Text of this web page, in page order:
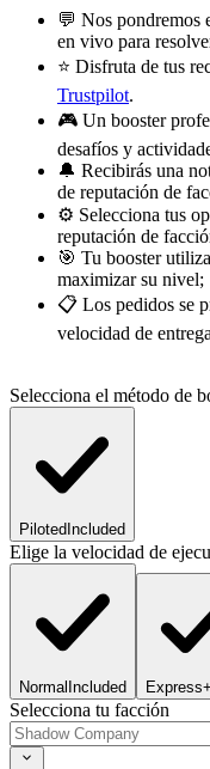
💬 Nos pondremos
en vivo para
⭐ Disfruta de tus
Trustpilot.
🎮 Un booster
desafíos y
🔔 Recibirás una
de reputación de
⚙️ Selecciona tus
reputación de
🎯 Tu booster
maximizar su nivel;
📋 Los pedidos se
velocidad de
Selecciona el método de
Piloted Included
Elige la velocidad de
Normal Included Express
Selecciona tu facción